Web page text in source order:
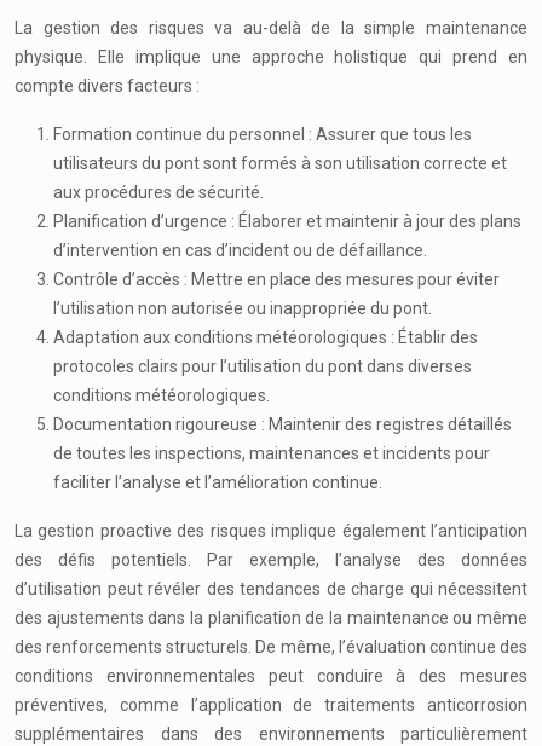
La gestion des risques va au-delà de la simple maintenance
physique. Elle implique une approche holistique qui prend en
compte divers facteurs :
Formation continue du personnel : Assurer que tous les
utilisateurs du pont sont formés à son utilisation correcte et
aux procédures de sécurité.
Planification d’urgence : Élaborer et maintenir à jour des plans
d’intervention en cas d’incident ou de défaillance.
Contrôle d’accès : Mettre en place des mesures pour éviter
l’utilisation non autorisée ou inappropriée du pont.
Adaptation aux conditions météorologiques : Établir des
protocoles clairs pour l’utilisation du pont dans diverses
conditions météorologiques.
Documentation rigoureuse : Maintenir des registres détaillés
de toutes les inspections, maintenances et incidents pour
faciliter l’analyse et l’amélioration continue.
La gestion proactive des risques implique également l’anticipation
des défis potentiels. Par exemple, l’analyse des données
d’utilisation peut révéler des tendances de charge qui nécessitent
des ajustements dans la planification de la maintenance ou même
des renforcements structurels. De même, l’évaluation continue des
conditions environnementales peut conduire à des mesures
préventives, comme l’application de traitements anticorrosion
supplémentaires dans des environnements particulièrement